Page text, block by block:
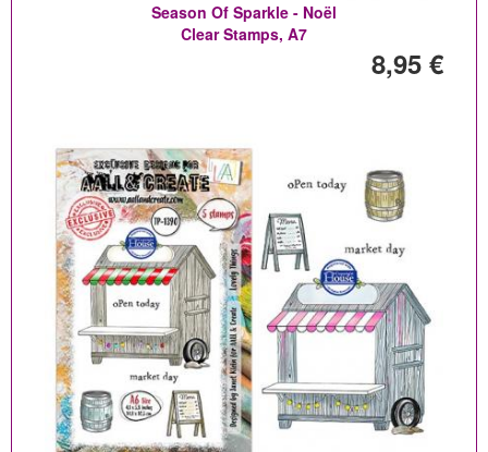
Season Of Sparkle - Noël
Clear Stamps, A7
8,95 €